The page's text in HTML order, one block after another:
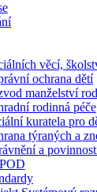
věcí,
ochrana dětí
manželství
rodinná péče
kuratela pro
týraných a
a